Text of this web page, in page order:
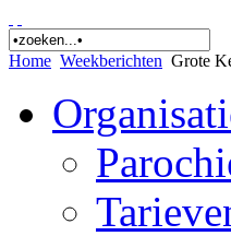
Home Weekberichten Grote